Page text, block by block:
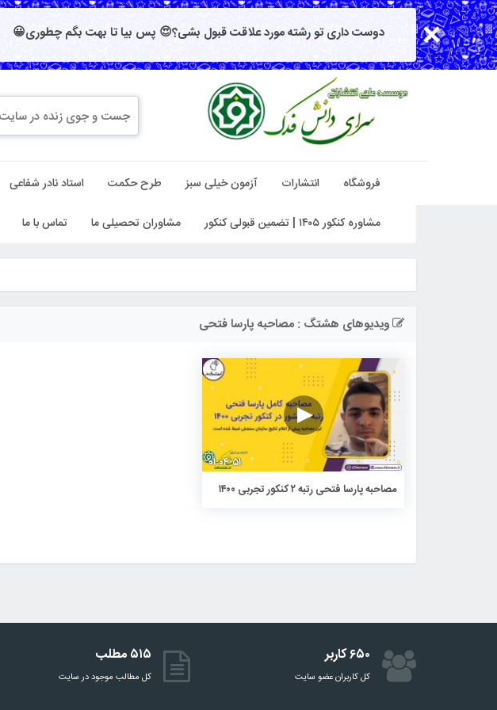
دوست داری تو رشته مورد علاقت قبول بشی؟😍 پس بیا تا بهت بگم چطوری😀
فروشگاه انتشارات آزمون خیلی سبز طرح حکمت استاد نادر شفاعی
مشاوره کنکور ۱۴۰۵ | تضمین قبولی کنکور مشاوران تحصیلی ما تماس با ما
ویدیوهای هشتگ : مصاحبه پارسا فتحی
۰۱:۰۴:۵۱
مصاحبه پارسا فتحی رتبه ۲ کنکور تجربی ۱۴۰۰
۶۵۰ کاربر
کل کاربران عضو سایت
۵۱۵ مطلب
کل مطالب موجود در سایت